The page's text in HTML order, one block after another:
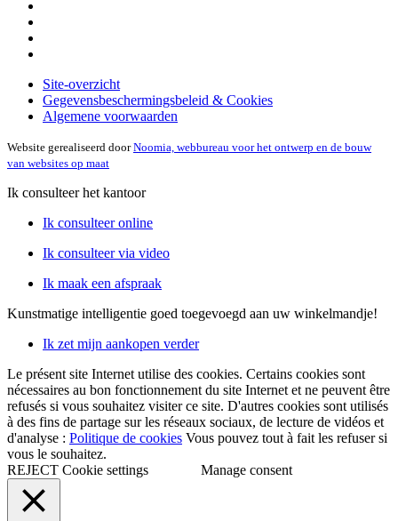
Site-overzicht
Gegevensbeschermingsbeleid & Cookies
Algemene voorwaarden
Website gerealiseerd doorNoomia, webbureau voor het ontwerp en de bouw
van websites op maat
Ik consulteer het kantoor
Ik consulteer online
Ik consulteer via video
Ik maak een afspraak
Kunstmatige intelligentie goed toegevoegd aan uw winkelmandje!
Ik zet mijn aankopen verder
Le présent site Internet utilise des cookies. Certains cookies sont
nécessaires au bon fonctionnement du site Internet et ne peuvent être
refusés si vous souhaitez visiter ce site. D'autres cookies sont utilisés
à des fins de partage sur les réseaux sociaux, de lecture de vidéos et
d'analyse : Politique de cookies Vous pouvez tout à fait les refuser si
vous le souhaitez.
REJECT Cookie settings Manage consent